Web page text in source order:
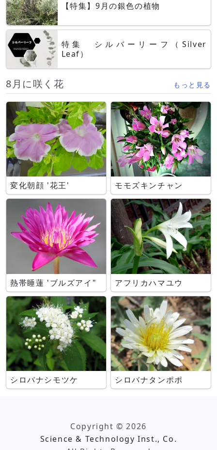
【特集】9月の銀色の植物
特集 シルバーリーフ（Silver
Leaf）
8月に咲く花 もっと見る
変化朝顔 '花王' モモズキンチャン
熱帯睡蓮 'ブルズアイ" アフリカハマユウ
シロバナシモツケ シロバナタンポポ
Copyright © 2026
Science & Technology Inst., Co.